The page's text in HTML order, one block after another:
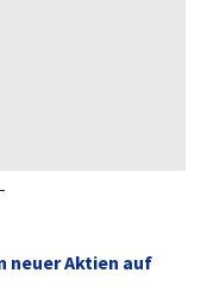
neuer Aktien auf